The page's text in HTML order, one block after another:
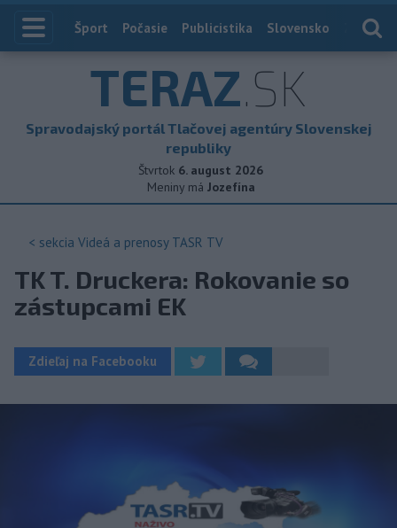
Index
Šport Počasie Publicistika Slovensko
TERAZ.SK
Spravodajský portál Tlačovej agentúry Slovenskej
republiky
Štvrtok 6. august 2026
Meniny má Jozefína
< sekcia Videá a prenosy TASR TV
TK T. Druckera: Rokovanie so
zástupcami EK
Zdieľaj na Facebooku